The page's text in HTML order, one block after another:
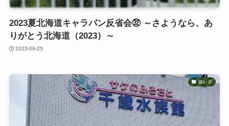
2023夏北海道キャラバン反省会㉜ ～さようなら、あ
りがとう北海道（2023）～
2023-09-25
旅レポ